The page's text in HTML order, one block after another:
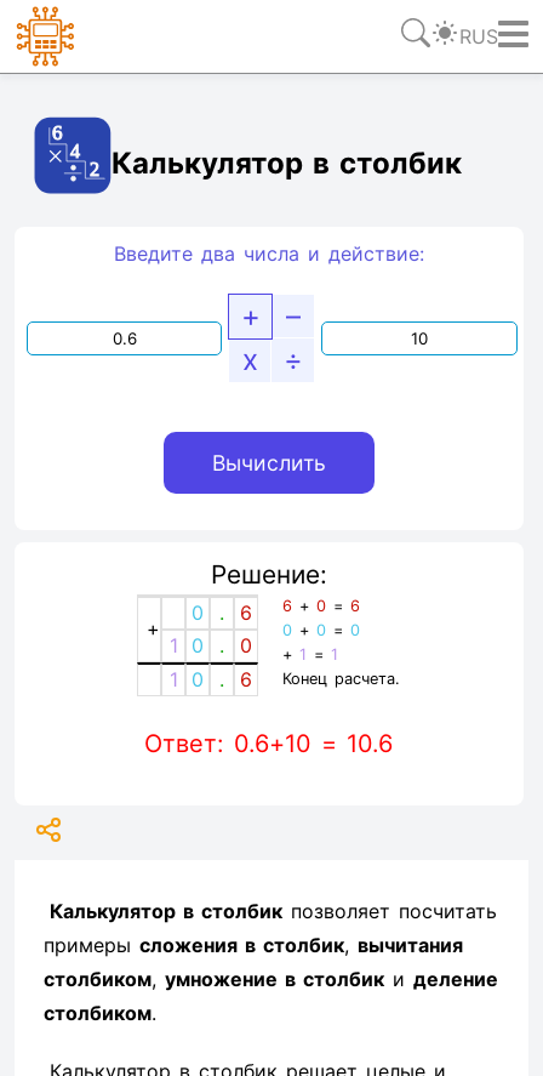
RUS
Калькулятор в столбик
Введите два числа и действие:
+
–
x
÷
Решение:
+
0 .
6
1
0 .
0
1
0 . 6
6 +0 =6
0 +0 =0
+ 1 = 1
Конец расчета.
Ответ: 0.6+10 = 10.6
Калькулятор в столбик позволяет посчитать
примеры сложения в столбик, вычитания
столбиком, умножение в столбик и деление
столбиком.
Калькулятор в столбик решает целые и